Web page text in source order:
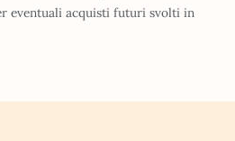
eventuali acquisti futuri svolti in